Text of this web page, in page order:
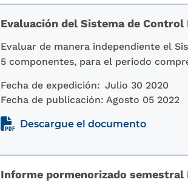
Evaluación del Sistema de
Evaluar de manera independiente el
5 componentes, para el periodo
Fecha de expedición: Julio 30 2020
Fecha de publicación: Agosto 05 2022
Descargue el documento
Informe pormenorizado semestral